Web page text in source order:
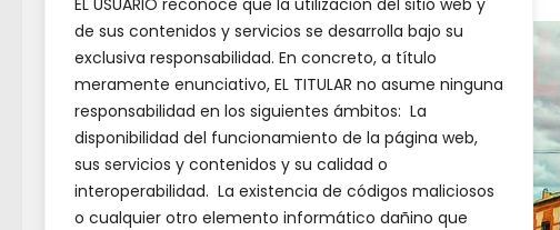
EL USUARIO reconoce que la utilización del sitio web y
de sus contenidos y servicios se desarrolla bajo su
exclusiva responsabilidad. En concreto, a título
meramente enunciativo, EL TITULAR no asume ninguna
responsabilidad en los siguientes ámbitos: La
disponibilidad del funcionamiento de la página web,
sus servicios y contenidos y su calidad o
interoperabilidad. La existencia de códigos maliciosos
o cualquier otro elemento informático dañino que